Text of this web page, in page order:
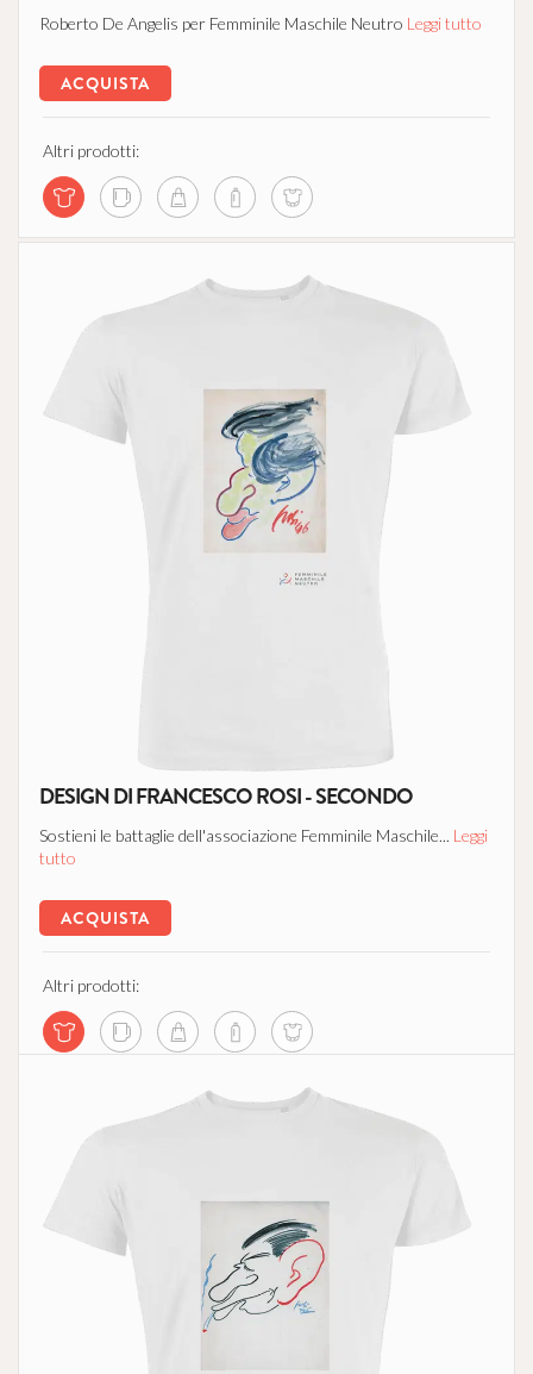
Roberto De Angelis per Femminile Maschile Neutro Leggi tutto
ACQUISTA
Altri prodotti:
DESIGN DI FRANCESCO ROSI - SECONDO
Sostieni le battaglie dell'associazione Femminile Maschile... Leggi
tutto
ACQUISTA
Altri prodotti: